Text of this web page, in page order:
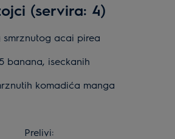
(servira: 4)
smrznutog acai pirea
banana, iseckanih
komadića manga
Prelivi: